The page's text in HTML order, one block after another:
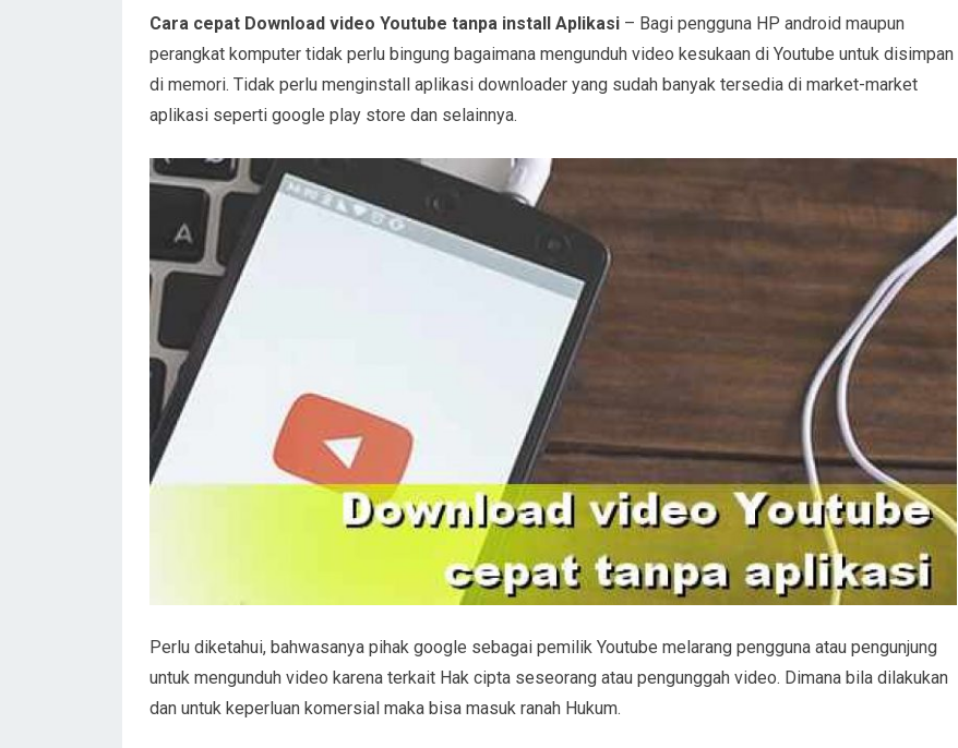
Cara cepat Download video Youtube tanpa install Aplikasi – Bagi pengguna HP android maupun
perangkat komputer tidak perlu bingung bagaimana mengunduh video kesukaan di Youtube untuk disimpan
di memori. Tidak perlu menginstall aplikasi downloader yang sudah banyak tersedia di market-market
aplikasi seperti google play store dan selainnya.
Perlu diketahui, bahwasanya pihak google sebagai pemilik Youtube melarang pengguna atau pengunjung
untuk mengunduh video karena terkait Hak cipta seseorang atau pengunggah video. Dimana bila dilakukan
dan untuk keperluan komersial maka bisa masuk ranah Hukum.